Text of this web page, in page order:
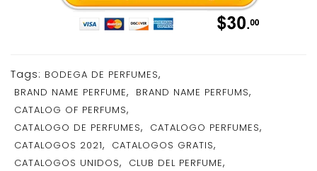
Tags: BODEGA DE PERFUMES,
BRAND NAME PERFUME, BRAND NAME PERFUMS,
CATALOG OF PERFUMS,
CATALOGO DE PERFUMES, CATALOGO PERFUMES,
CATALOGOS 2021, CATALOGOS GRATIS,
CATALOGOS UNIDOS, CLUB DEL PERFUME,